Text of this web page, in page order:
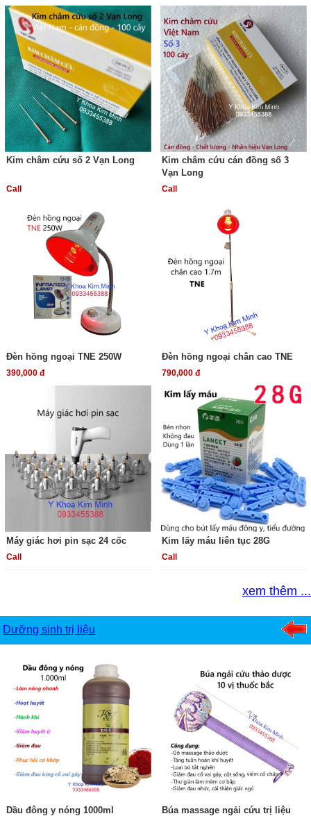
Kim châm cứu số 2 Vạn Long
Call
Kim châm cứu cán đồng số 3
Vạn Long
Call
Đèn hồng ngoại TNE 250W
390,000 đ
Đèn hồng ngoại chân cao TNE
790,000 đ
Máy giác hơi pin sạc 24 cốc
Call
Kim lấy máu liên tục 28G
Call
xem thêm ...
Dưỡng sinh trị liệu
Dầu đông y nóng 1000ml
Búa massage ngải cứu trị liệu